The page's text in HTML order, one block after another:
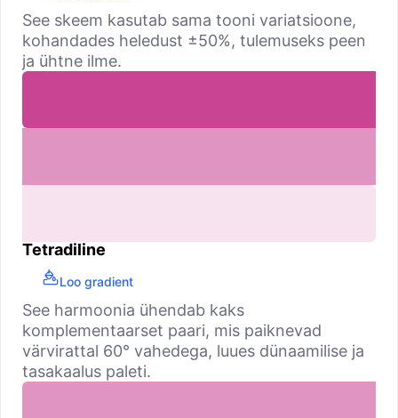
See skeem kasutab sama tooni variatsioone,
kohandades heledust ±50%, tulemuseks peen
ja ühtne ilme.
Tetradiline
Loo gradient
See harmoonia ühendab kaks
komplementaarset paari, mis paiknevad
värvirattal 60° vahedega, luues dünaamilise ja
tasakaalus paleti.